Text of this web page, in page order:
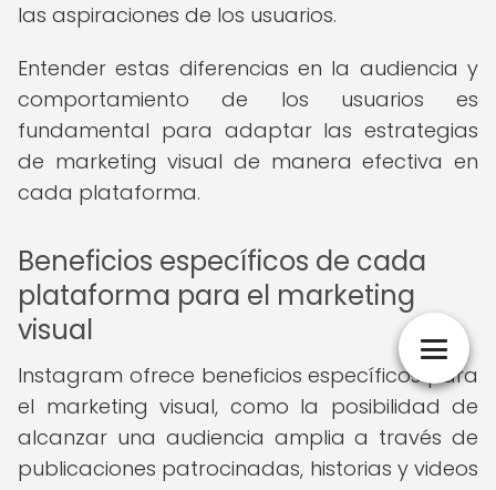
las aspiraciones de los usuarios.
Entender estas diferencias en la audiencia y
comportamiento de los usuarios es
fundamental para adaptar las estrategias
de marketing visual de manera efectiva en
cada plataforma.
Beneficios específicos de cada
plataforma para el marketing
visual
Instagram ofrece beneficios específicos para
el marketing visual, como la posibilidad de
alcanzar una audiencia amplia a través de
publicaciones patrocinadas, historias y videos